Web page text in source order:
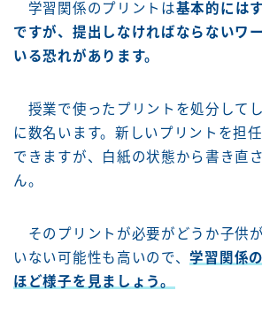
学習関係のプリントは基本的には
ですが、提出しなければならないワ
いる恐れがあります。
授業で使ったプリントを処分して
に数名います。新しいプリントを担
できますが、白紙の状態から書き直
ん。
そのプリントが必要がどうか子供
いない可能性も高いので、学習関係
ほど様子を見ましょう。